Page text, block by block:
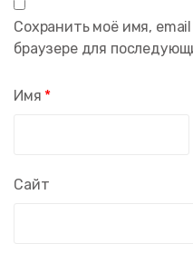
Имя *
Сайт
Сохранить моё имя,
браузере для